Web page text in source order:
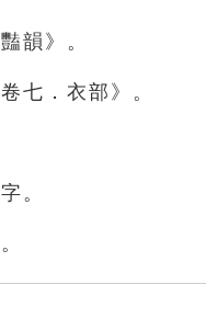
韻》。
卷七．衣部》。
。